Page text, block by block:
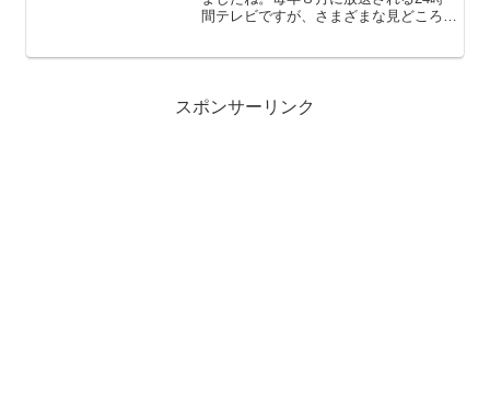
間テレビですが、さまざまな見どころが
スポンサーリンク